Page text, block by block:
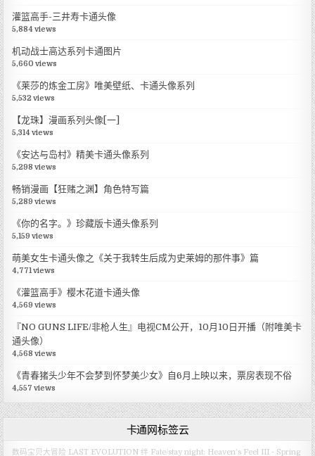
灌篮高手-三井寿卡通头像
5,884 views
机动战士高达系列卡通图片
5,660 views
《莱莎的炼金工房》唯美壁纸、卡通头像系列
5,532 views
【龙珠】漫画系列头像[一]
5,314 views
《安达与岛村》精美卡通头像系列
5,298 views
畅销漫画【狂赌之渊】角色特写篇
5,289 views
《你的名字。》珍藏版卡通头像系列
5,159 views
萌美女生卡通头像之《关于我转生后成为史莱姆的那件事》篇
4,771 views
《灌篮高手》樱木花道卡通头像
4,569 views
『NO GUNS LIFE/非枪人生』电视CM公开，10月10日开播（附唯美卡
通头像）
4,568 views
《青春猪头少年不会梦到怀梦美少女》自6月上映以来，票房表现不俗
4,557 views
卡通网标签云
数码宝贝大冒险 LAST EVOLUTION 绊 Fate/stay night: Heaven’s Feel III - Spring